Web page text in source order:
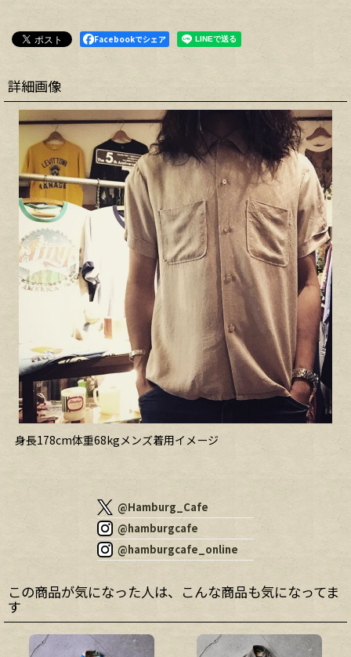
Facebookでシェア
詳細画像
身長178cm体重68kgメンズ着用イメージ
@Hamburg_Cafe
@hamburgcafe
@hamburgcafe_online
この商品が気になった人は、こんな商品も気になってま
す